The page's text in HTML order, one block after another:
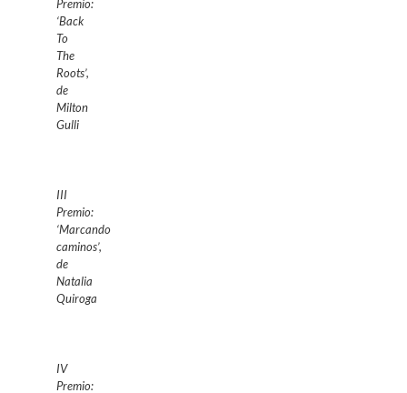
Premio:
‘Back
To
The
Roots’,
de
Milton
Gulli
III
Premio:
‘Marcando
caminos’,
de
Natalia
Quiroga
IV
Premio: